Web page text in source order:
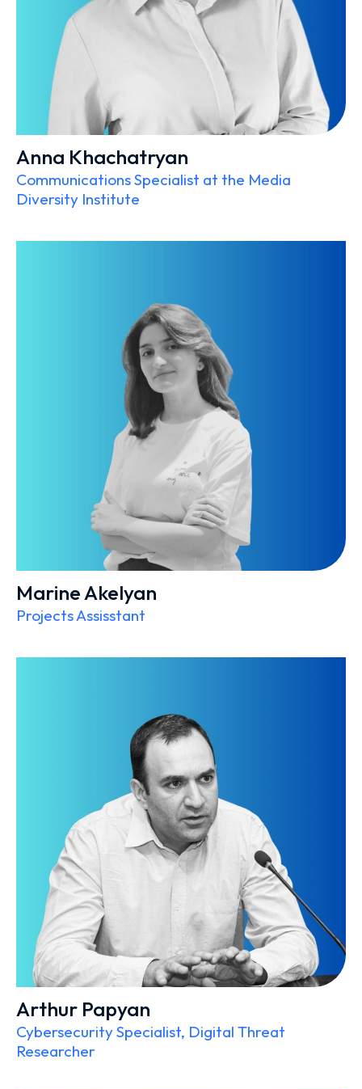
Anna Khachatryan
Communications Specialist at the Media
Diversity Institute
Marine Akelyan
Projects Assisstant
Arthur Papyan
Cybersecurity Specialist, Digital Threat
Researcher